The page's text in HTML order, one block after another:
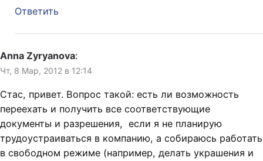
Ответить
Anna Zyryanova:
Чт, 8 Мар, 2012 в 12:14
Стас, привет. Вопрос такой: есть ли возможность
переехать и получить все соответствующие
документы и разрешения, если я не планирую
трудоустраиваться в компанию, а собираюсь работать
в свободном режиме (например, делать украшения и